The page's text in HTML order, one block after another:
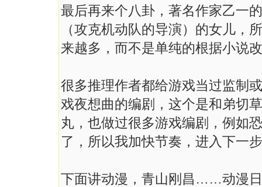
最后再来个八卦，著名作家乙一
（攻克机动队的导演）的女儿，
来越多，而不是单纯的根据小说
很多推理作者都给游戏当过监制
戏夜想曲的编剧，这个是和弟切
丸，也做过很多游戏编剧，例如
了，所以我加快节奏，进入下一
下面讲动漫，青山刚昌……动漫